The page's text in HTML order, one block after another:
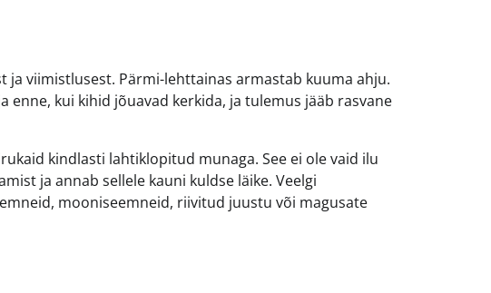
viimistlusest. Pärmi-lehttainas armastab kuuma ahju.
enne, kui kihid jõuavad kerkida, ja tulemus jääb rasvane
kindlasti lahtiklopitud munaga. See ei ole vaid ilu
ja annab sellele kauni kuldse läike. Veelgi
mooniseemneid, riivitud juustu või magusate